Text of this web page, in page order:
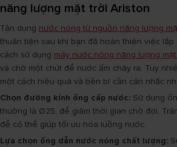
năng lượng mặt trời Ariston
Tận dụng nước nóng từ nguồn năng lượng
thuận tiện sau khi bạn đã hoàn thiện việc lắp
cách sử dụng máy nước nóng năng lượng
và chờ một chút để nước ấm chảy ra. Tuy
một cách hiệu quả và bền bỉ cần cân nhắc
Chọn đường kính ống cấp nước: Sử dụng
thường là Ø25, để giảm thời gian chờ đợi.
để có thể giúp tối ưu hóa luồng nước.
Lựa chọn ống dẫn nước nóng chất lượng: